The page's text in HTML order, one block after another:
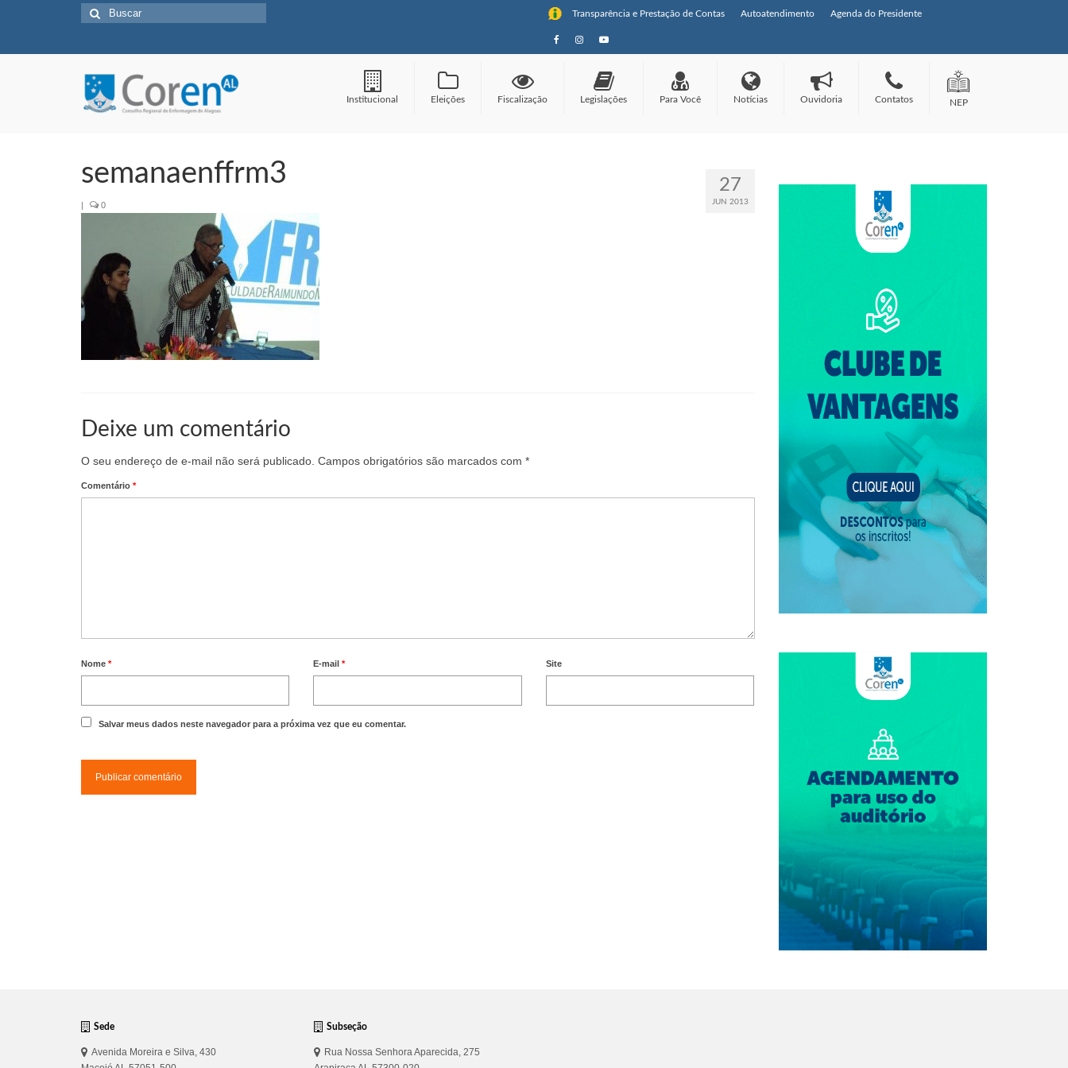
Transparência e Prestação de Contas Autoatendimento Agenda do Presidente
Buscar
por:
Institucional Eleições Fiscalização Legislações Para Você Notícias Ouvidoria Contatos NEP
27
JUN 2013
semanaenffrm3
| 0
Deixe um comentário
O seu endereço de e-mail não será publicado. Campos obrigatórios são marcados com *
Comentário *
Nome * E-mail* Site
Salvar meus dados neste navegador para a próxima vez que eu comentar.
Sede
Avenida Moreira e Silva, 430
Subseção
Rua Nossa Senhora Aparecida, 275